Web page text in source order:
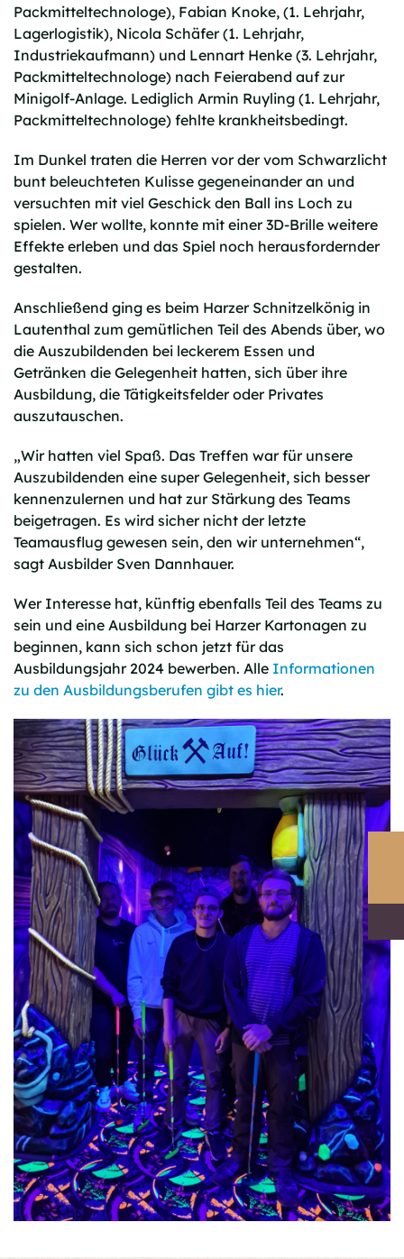
Packmitteltechnologe), Fabian Knoke, (1. Lehrjahr,
Lagerlogistik), Nicola Schäfer (1. Lehrjahr,
Industriekaufmann) und Lennart Henke (3. Lehrjahr,
Packmitteltechnologe) nach Feierabend auf zur
Minigolf-Anlage. Lediglich Armin Ruyling (1. Lehrjahr,
Packmitteltechnologe) fehlte krankheitsbedingt.
Im Dunkel traten die Herren vor der vom Schwarzlicht
bunt beleuchteten Kulisse gegeneinander an und
versuchten mit viel Geschick den Ball ins Loch zu
spielen. Wer wollte, konnte mit einer 3D-Brille weitere
Effekte erleben und das Spiel noch herausfordernder
gestalten.
Anschließend ging es beim Harzer Schnitzelkönig in
Lautenthal zum gemütlichen Teil des Abends über, wo
die Auszubildenden bei leckerem Essen und
Getränken die Gelegenheit hatten, sich über ihre
Ausbildung, die Tätigkeitsfelder oder Privates
auszutauschen.
„Wir hatten viel Spaß. Das Treffen war für unsere
Auszubildenden eine super Gelegenheit, sich besser
kennenzulernen und hat zur Stärkung des Teams
beigetragen. Es wird sicher nicht der letzte
Teamausflug gewesen sein, den wir unternehmen“,
sagt Ausbilder Sven Dannhauer.
Wer Interesse hat, künftig ebenfalls Teil des Teams zu
sein und eine Ausbildung bei Harzer Kartonagen zu
beginnen, kann sich schon jetzt für das
Ausbildungsjahr 2024 bewerben. Alle Informationen
zu den Ausbildungsberufen gibt es hier.